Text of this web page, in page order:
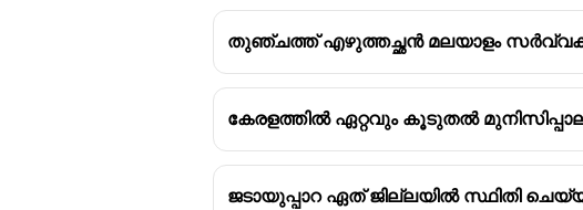
തുഞ്ചത്ത് എഴുത്തച്ഛൻ മലയാളം
കേരളത്തിൽ ഏറ്റവും കൂടുതൽ
ജടായുപ്പാറ ഏത് ജില്ലയിൽ സ്ഥിതി